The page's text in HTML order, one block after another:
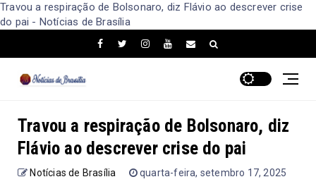
Travou a respiração de Bolsonaro, diz Flávio ao descrever crise
do pai - Notícias de Brasília
Travou a respiração de Bolsonaro, diz
Flávio ao descrever crise do pai
Notícias de Brasília quarta-feira, setembro 17, 2025